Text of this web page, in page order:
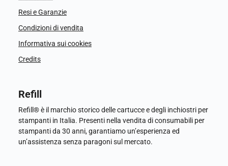
Resi e Garanzie
Condizioni di vendita
Informativa sui cookies
Credits
Refill
Refill® è il marchio storico delle cartucce e degli inchiostri per
stampanti in Italia. Presenti nella vendita di consumabili per
stampanti da 30 anni, garantiamo un’esperienza ed
un’assistenza senza paragoni sul mercato.